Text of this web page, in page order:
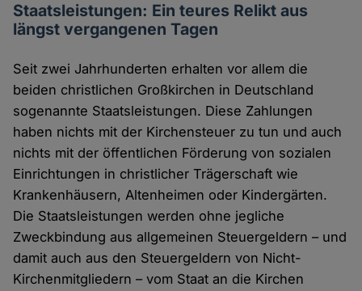
Staatsleistungen: Ein teures Relikt aus
längst vergangenen Tagen
Seit zwei Jahrhunderten erhalten vor allem die
beiden christlichen Großkirchen in Deutschland
sogenannte Staatsleistungen. Diese Zahlungen
haben nichts mit der Kirchensteuer zu tun und auch
nichts mit der öffentlichen Förderung von sozialen
Einrichtungen in christlicher Trägerschaft wie
Krankenhäusern, Altenheimen oder Kindergärten.
Die Staatsleistungen werden ohne jegliche
Zweckbindung aus allgemeinen Steuergeldern – und
damit auch aus den Steuergeldern von Nicht-
Kirchenmitgliedern – vom Staat an die Kirchen